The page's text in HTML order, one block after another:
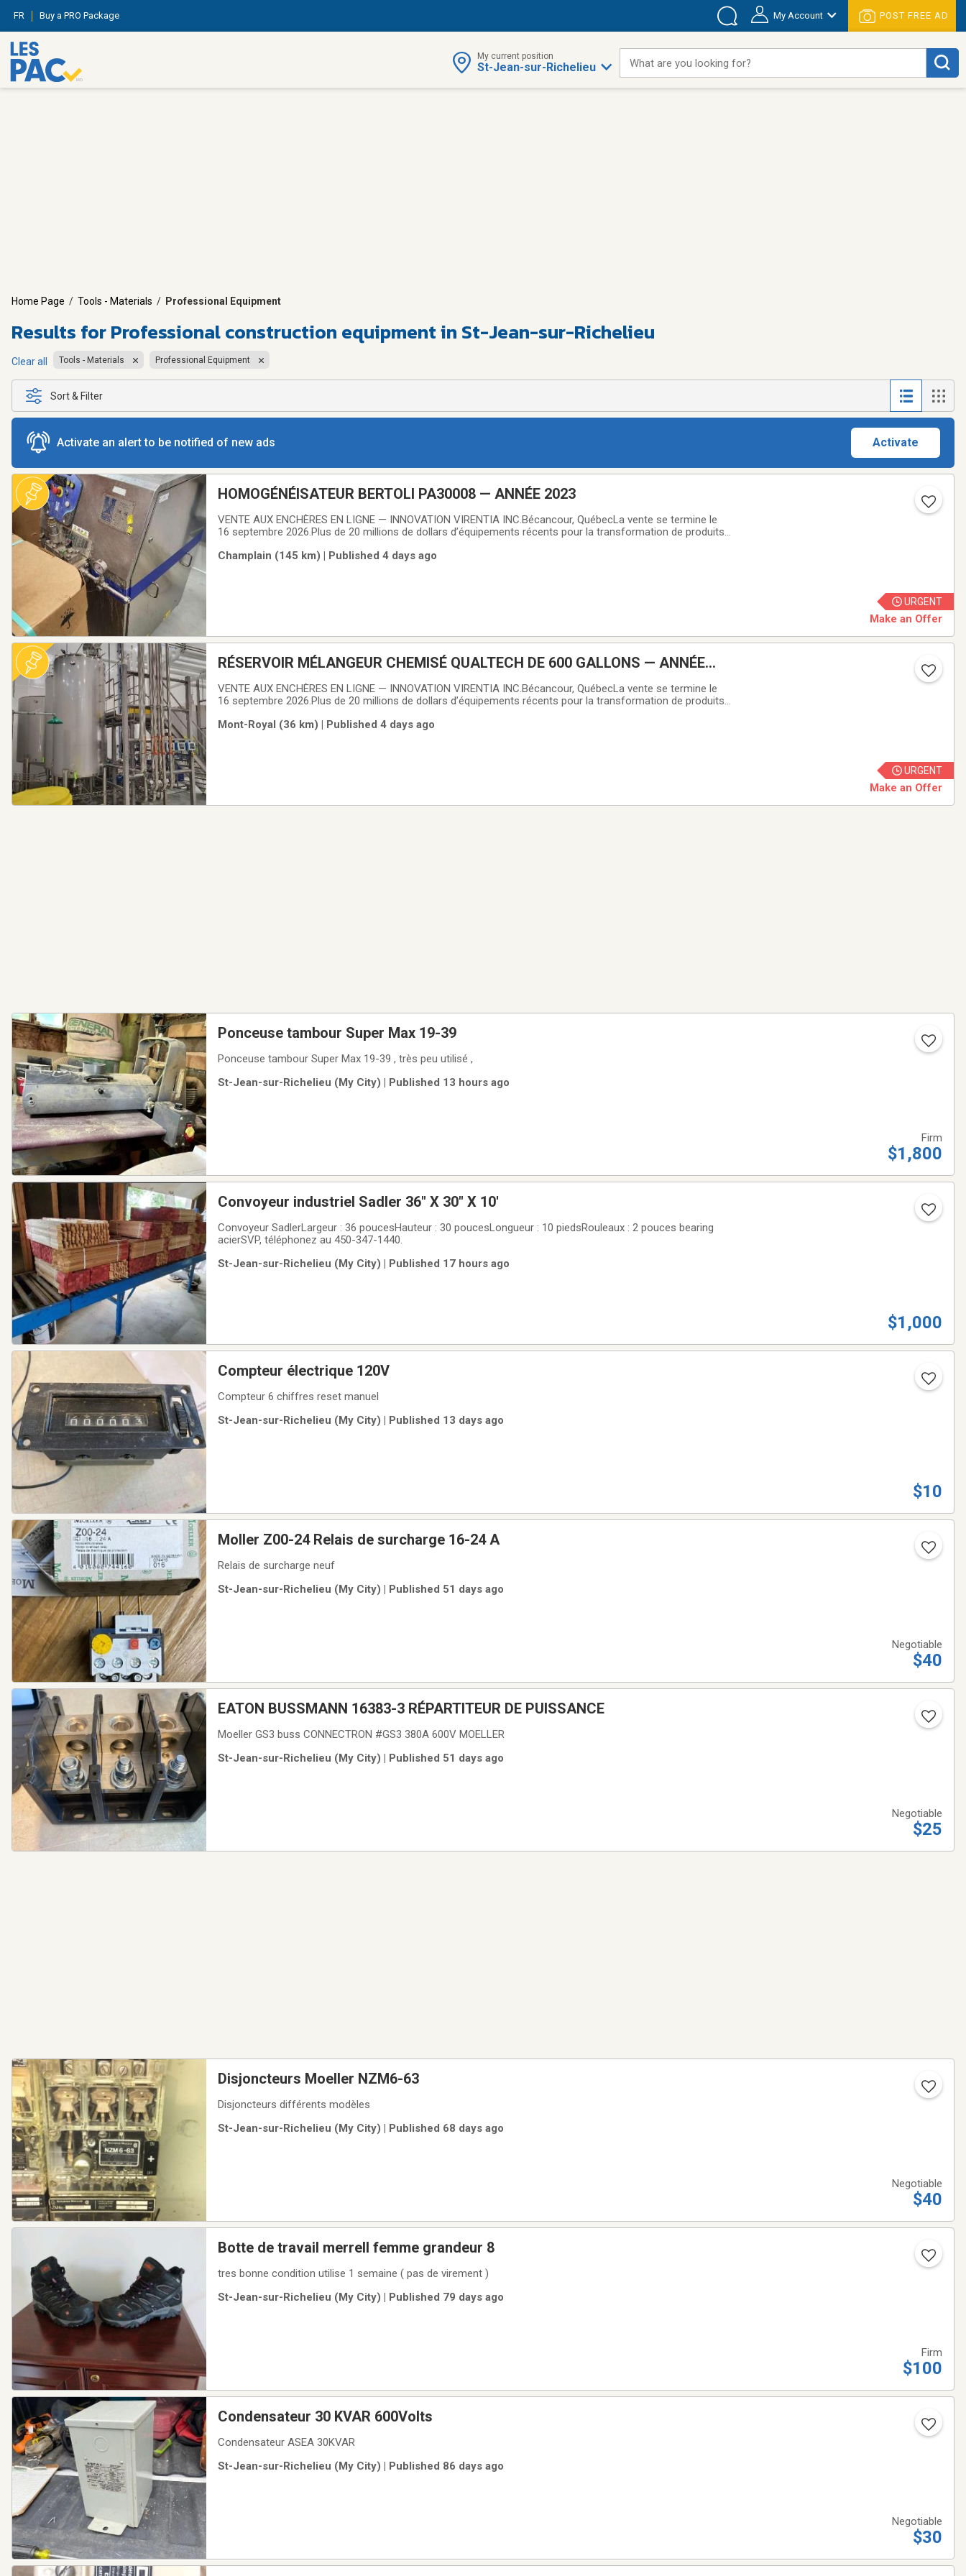
FR Buy a PRO Package My Account POST FREE AD
My current position
St-Jean-sur-Richelieu What are you looking for?
Home Page / Tools - Materials / Professional Equipment
Results forProfessional construction equipment in St-Jean-sur-Richelieu
Clear all Tools - Materials Professional Equipment
Sort & Filter
Activate an alert to be notified of new ads Activate
HOMOGÉNÉISATEUR BERTOLI PA30008 — ANNÉE 2023
VENTE AUX ENCHÈRES EN LIGNE — INNOVATION VIRENTIA INC.Bécancour, QuébecLa vente se termine le
16 septembre 2026.Plus de 20 millions de dollars d’équipements récents pour la transformation de produits
système de séchage VetterTec, des réservoirs
Champlain (145 km) | Published 4 days ago
URGENT
Make an Offer
RÉSERVOIR MÉLANGEUR CHEMISÉ QUALTECH DE 600 GALLONS — ANNÉE
VENTE AUX ENCHÈRES EN LIGNE — INNOVATION VIRENTIA INC.Bécancour, QuébecLa vente se termine le
16 septembre 2026.Plus de 20 millions de dollars d’équipements récents pour la transformation de produits
système de séchage VetterTec, des réservoirs
Mont-Royal (36 km) | Published 4 days ago
URGENT
Make an Offer
Ponceuse tambour Super Max 19-39
Ponceuse tambour Super Max 19-39 , très peu utilisé ,
St-Jean-sur-Richelieu (My City) | Published 13 hours ago
Firm
$1,800
Convoyeur industriel Sadler 36" X 30" X 10'
Convoyeur SadlerLargeur : 36 poucesHauteur : 30 poucesLongueur : 10 piedsRouleaux : 2 pouces bearing
acierSVP, téléphonez au 450-347-1440.
St-Jean-sur-Richelieu (My City) | Published 17 hours ago
$1,000
Compteur électrique 120V
Compteur 6 chiffres reset manuel
St-Jean-sur-Richelieu (My City) | Published 13 days ago
$10
Moller Z00-24 Relais de surcharge 16-24 A
Relais de surcharge neuf
St-Jean-sur-Richelieu (My City) | Published 51 days ago
Negotiable
$40
EATON BUSSMANN 16383-3 RÉPARTITEUR DE PUISSANCE
Moeller GS3 buss CONNECTRON #GS3 380A 600V MOELLER
St-Jean-sur-Richelieu (My City) | Published 51 days ago
Negotiable
$25
Disjoncteurs Moeller NZM6-63
Disjoncteurs différents modèles
St-Jean-sur-Richelieu (My City) | Published 68 days ago
Negotiable
$40
Botte de travail merrell femme grandeur 8
tres bonne condition utilise 1 semaine ( pas de virement )
St-Jean-sur-Richelieu (My City) | Published 79 days ago
Firm
$100
Condensateur 30 KVAR 600Volts
Condensateur ASEA 30KVAR
St-Jean-sur-Richelieu (My City) | Published 86 days ago
Negotiable
$30